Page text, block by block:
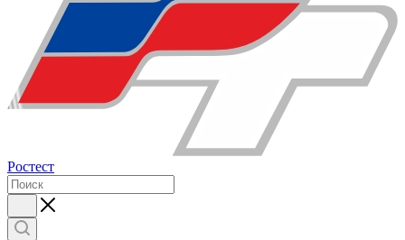
Ростест